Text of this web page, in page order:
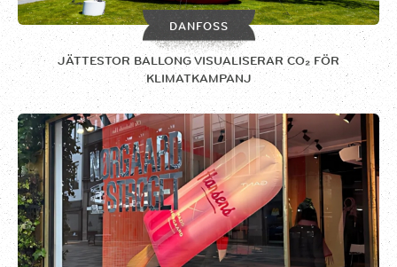
DANFOSS
JÄTTESTOR BALLONG VISUALISERAR CO₂ FÖR
KLIMATKAMPANJ